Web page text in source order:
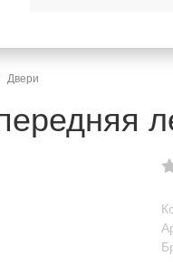
Двери